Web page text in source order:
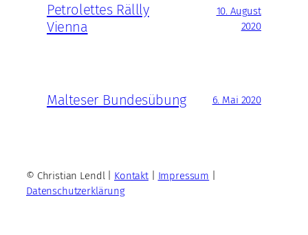
Petrolettes Rällly
Vienna
10. August
2020
Malteser Bundesübung 6. Mai 2020
© Christian Lendl | Kontakt| Impressum
Datenschutzerklärung